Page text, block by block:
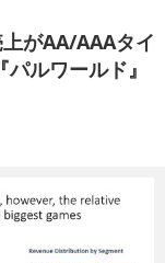
がAA/AAAタイ
ルワールド』